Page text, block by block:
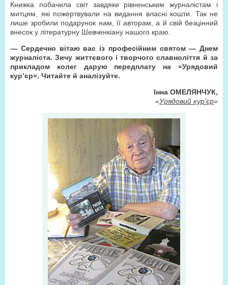
Книжка побачила світ завдяки рівненським журналістам і
митцям, які пожертвували на видання власні кошти. Так не
лише зробили подарунок нам, її авторам, а й свій безцінний
внесок у літературну Шевченкіану нашого краю.
— Сердечно вітаю вас із професійним святом — Днем
журналіста. Зичу життєвого і творчого славноліття й за
прикладом колег дарую передплату на «Урядовий
кур’єр». Читайте й аналізуйте.
Інна ОМЕЛЯНЧУК,
«Урядовий кур’єр»